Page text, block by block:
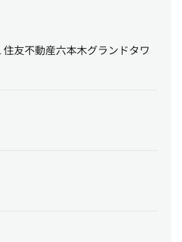
友不動産六本木グランドタワ